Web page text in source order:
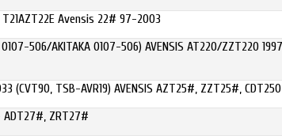
Avensis 22# 97-2003
0107-506/AKITAKA 0107-506) AVENSIS AT220/ZZT220
(CVT90, TSB-AVR19) AVENSIS AZT25#, ZZT25#, CDT250
ADT27#, ZRT27#